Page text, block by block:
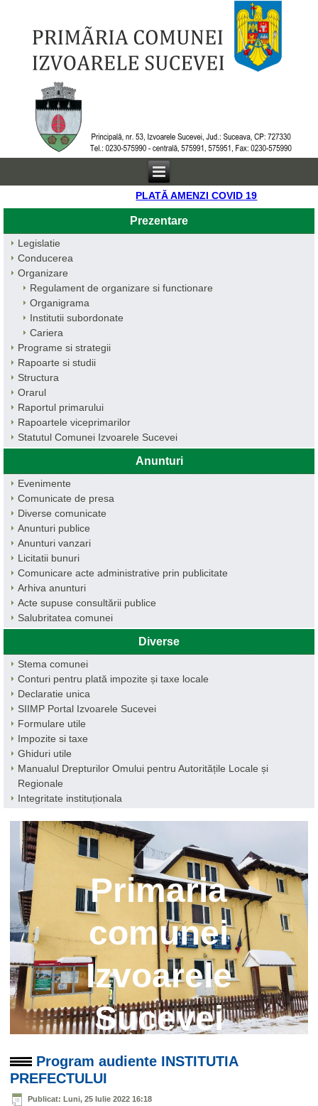
PLATĂ AMENZI COVID 19
Prezentare
Legislatie
Conducerea
Organizare
Regulament de organizare si functionare
Organigrama
Institutii subordonate
Cariera
Programe si strategii
Rapoarte si studii
Structura
Orarul
Raportul primarului
Rapoartele viceprimarilor
Statutul Comunei Izvoarele Sucevei
Anunturi
Evenimente
Comunicate de presa
Diverse comunicate
Anunturi publice
Anunturi vanzari
Licitatii bunuri
Comunicare acte administrative prin publicitate
Arhiva anunturi
Acte supuse consultării publice
Salubritatea comunei
Diverse
Stema comunei
Conturi pentru plată impozite și taxe locale
Declaratie unica
SIIMP Portal Izvoarele Sucevei
Formulare utile
Impozite si taxe
Ghiduri utile
Manualul Drepturilor Omului pentru Autoritățile Locale și
Regionale
Integritate instituționala
Primaria
comunei
Izvoarele
Sucevei
Program audiente INSTITUTIA
PREFECTULUI
Publicat: Luni, 25 Iulie 2022 16:18